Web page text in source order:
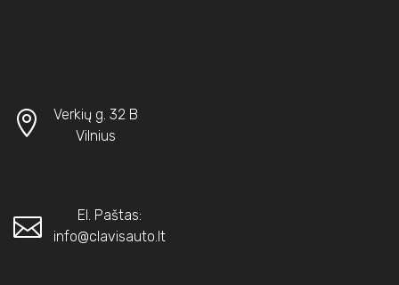
Verkių g. 32 B
Vilnius
El. Paštas:
info@clavisauto.lt